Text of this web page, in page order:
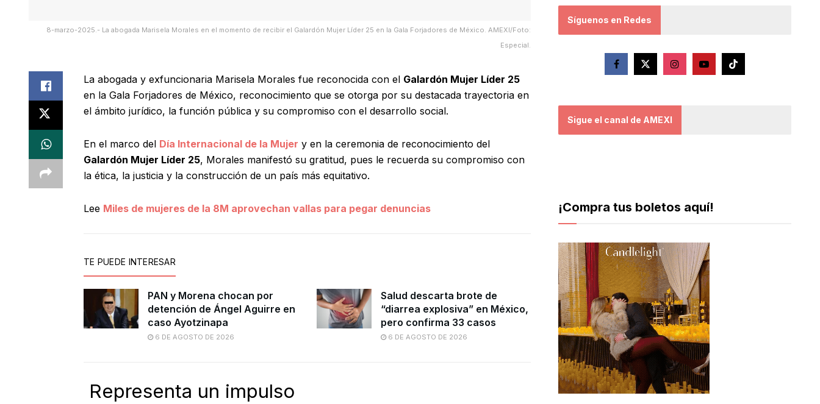
8-marzo-2025.- La abogada Marisela Morales en el momento de recibir el Galardón Mujer Líder 25 en la Gala Forjadores de México. AMEXI/Foto:
Especial.
La abogada y exfuncionaria Marisela Morales fue reconocida con el Galardón Mujer Líder 25
en la Gala Forjadores de México, reconocimiento que se otorga por su destacada trayectoria en
el ámbito jurídico, la función pública y su compromiso con el desarrollo social.
En el marco del Día Internacional de la Mujer y en la ceremonia de reconocimiento del
Galardón Mujer Líder 25, Morales manifestó su gratitud, pues le recuerda su compromiso con
la ética, la justicia y la construcción de un país más equitativo.
Lee Miles de mujeres de la 8M aprovechan vallas para pegar denuncias
TE PUEDE INTERESAR
PAN y Morena chocan por
detención de Ángel Aguirre en
caso Ayotzinapa
6 DE AGOSTO DE 2026
Salud descarta brote de
“diarrea explosiva” en México,
pero confirma 33 casos
6 DE AGOSTO DE 2026
Representa un impulso
Síguenos en Redes
Sigue el canal de AMEXI
¡Compra tus boletos aquí!